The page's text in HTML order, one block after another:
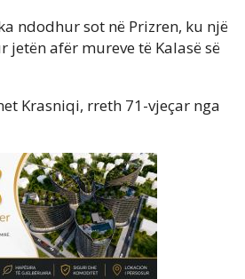
ndodhur sot në Prizren, ku një
jetën afër mureve të Kalasë së
Krasniqi, rreth 71-vjeçar nga